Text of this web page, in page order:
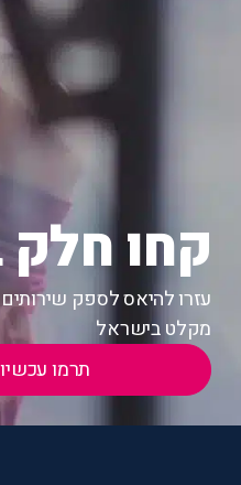
קחו חלק
עזרו להיאס לספק
מקלט בישראל
תרמו עכשיו